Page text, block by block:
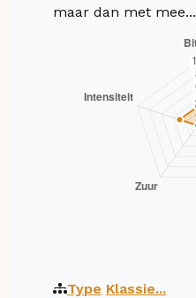
maar dan met mee...
Type Klassie...